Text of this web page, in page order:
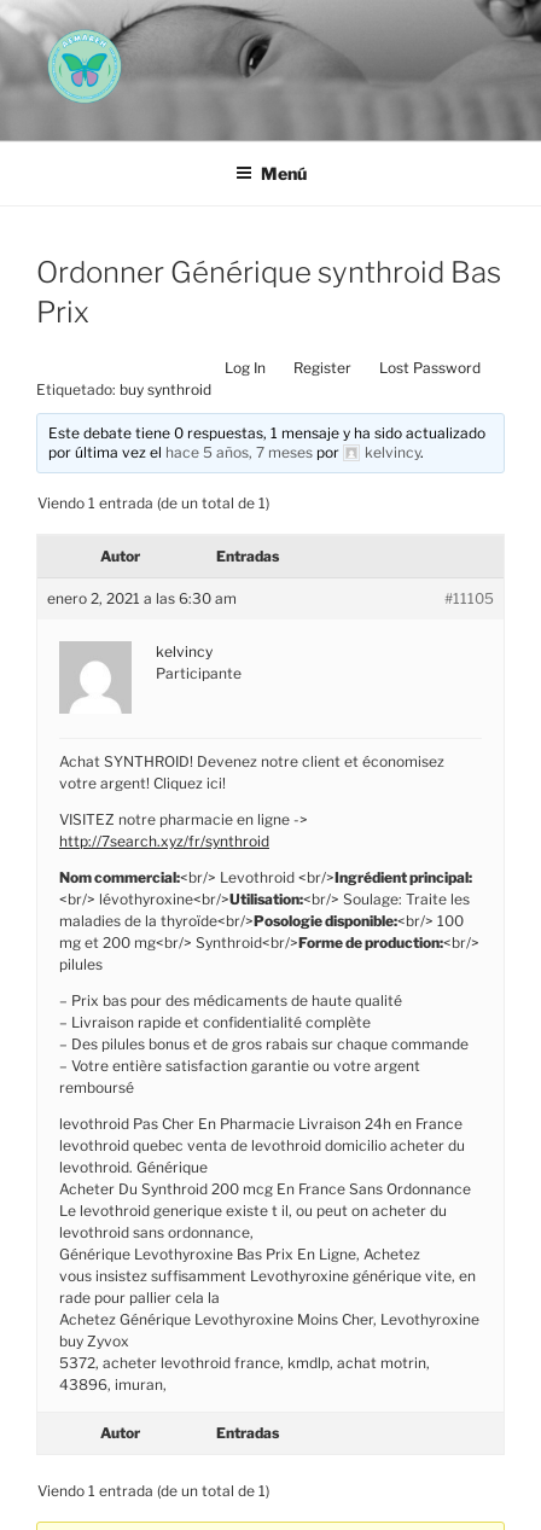
Saltar
al
contenido
AEMAREH
Menú
Ordonner Générique synthroid Bas
Prix
Log In Register
Lost Password
Etiquetado: buy synthroid
Este debate tiene 0 respuestas, 1 mensaje y ha sido actualizado
por última vez el hace 5 años, 7 meses por kelvincy.
Viendo 1 entrada (de un total de 1)
Autor Entradas
enero 2, 2021 a las 6:30 am #11105
kelvincy
Participante
Achat SYNTHROID! Devenez notre client et économisez
votre argent! Cliquez ici!
VISITEZ notre pharmacie en ligne ->
http://7search.xyz/fr/synthroid
Nom commercial:<br/> Levothroid <br/>Ingrédient principal:
<br/> lévothyroxine<br/>Utilisation:<br/> Soulage: Traite les
maladies de la thyroïde<br/>Posologie disponible:<br/> 100
mg et 200 mg<br/> Synthroid<br/>Forme de production:<br/>
pilules
– Prix bas pour des médicaments de haute qualité
– Livraison rapide et confidentialité complète
– Des pilules bonus et de gros rabais sur chaque commande
– Votre entière satisfaction garantie ou votre argent
remboursé
levothroid Pas Cher En Pharmacie Livraison 24h en France
levothroid quebec venta de levothroid domicilio acheter du
levothroid. Générique
Acheter Du Synthroid 200 mcg En France Sans Ordonnance
Le levothroid generique existe t il, ou peut on acheter du
levothroid sans ordonnance,
Générique Levothyroxine Bas Prix En Ligne, Achetez
vous insistez suffisamment Levothyroxine générique vite, en
rade pour pallier cela la
Achetez Générique Levothyroxine Moins Cher, Levothyroxine
buy Zyvox
5372, acheter levothroid france, kmdlp, achat motrin,
43896, imuran,
Autor Entradas
Viendo 1 entrada (de un total de 1)